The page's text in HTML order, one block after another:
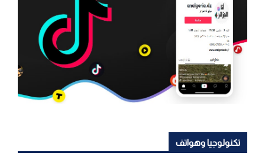
تكنولوجيا وهواتف